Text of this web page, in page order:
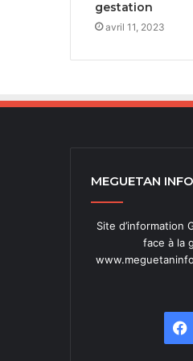
gestation
avril 11, 2023
MEGUETAN
Site d’information
face à la